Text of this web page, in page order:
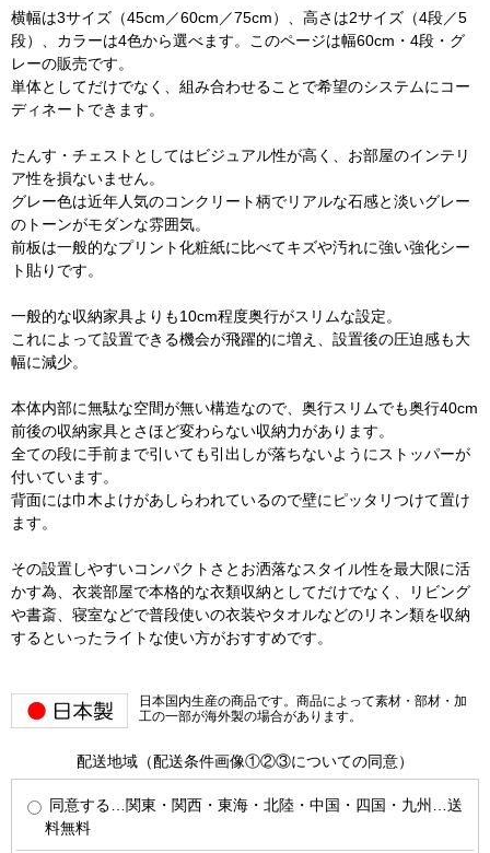
横幅は3サイズ（45cm／60cm／75cm）、高さは2サイズ（4段／5
段）、カラーは4色から選べます。このページは幅60cm・4段・グ
レーの販売です。
単体としてだけでなく、組み合わせることで希望のシステムにコー
ディネートできます。
たんす・チェストとしてはビジュアル性が高く、お部屋のインテリ
ア性を損ないません。
グレー色は近年人気のコンクリート柄でリアルな石感と淡いグレー
のトーンがモダンな雰囲気。
前板は一般的なプリント化粧紙に比べてキズや汚れに強い強化シー
ト貼りです。
一般的な収納家具よりも10cm程度奥行がスリムな設定。
これによって設置できる機会が飛躍的に増え、設置後の圧迫感も大
幅に減少。
本体内部に無駄な空間が無い構造なので、奥行スリムでも奥行40cm
前後の収納家具とさほど変わらない収納力があります。
全ての段に手前まで引いても引出しが落ちないようにストッパーが
付いています。
背面には巾木よけがあしらわれているので壁にピッタリつけて置け
ます。
その設置しやすいコンパクトさとお洒落なスタイル性を最大限に活
かす為、衣裳部屋で本格的な衣類収納としてだけでなく、リビング
や書斎、寝室などで普段使いの衣装やタオルなどのリネン類を収納
するといったライトな使い方がおすすめです。
日本国内生産の商品です。商品によって素材・部材・加
工の一部が海外製の場合があります。
配送地域（配送条件画像①②③についての同意）
同意する…関東・関西・東海・北陸・中国・四国・九州…送
料無料